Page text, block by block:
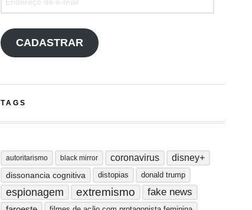
CADASTRAR
TAGS
autoritarismo black mirror coronavirus disney+
dissonancia cognitiva distopias donald trump
espionagem extremismo fake news